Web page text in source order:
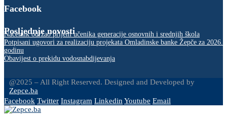
Facebook
Posljednje novosti
Načelnik održao prijem učenika generacije osnovnih i srednjih škola
Potpisani ugovori za realizaciju projekata Omladinske banke Žepče za 2026.
godinu
Obavijest o prekidu vodosnabdijevanja
@2025 – All Right Reserved. Designed and Developed by
Zepce.ba
Facebook Twitter Instagram Linkedin Youtube Email